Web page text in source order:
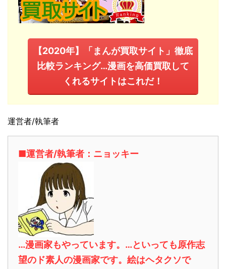
【2020年】「まんが買取サイト」徹底
比較ランキング…漫画を高価買取して
くれるサイトはこれだ！
運営者/執筆者
■運営者/執筆者：ニョッキー
…漫画家もやっています。…といっても原作志
望のド素人の漫画家です。絵はヘタクソで